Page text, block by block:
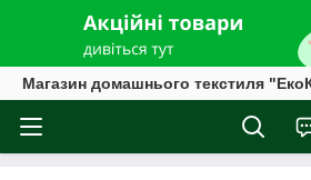
Магазин домашнього текстиля